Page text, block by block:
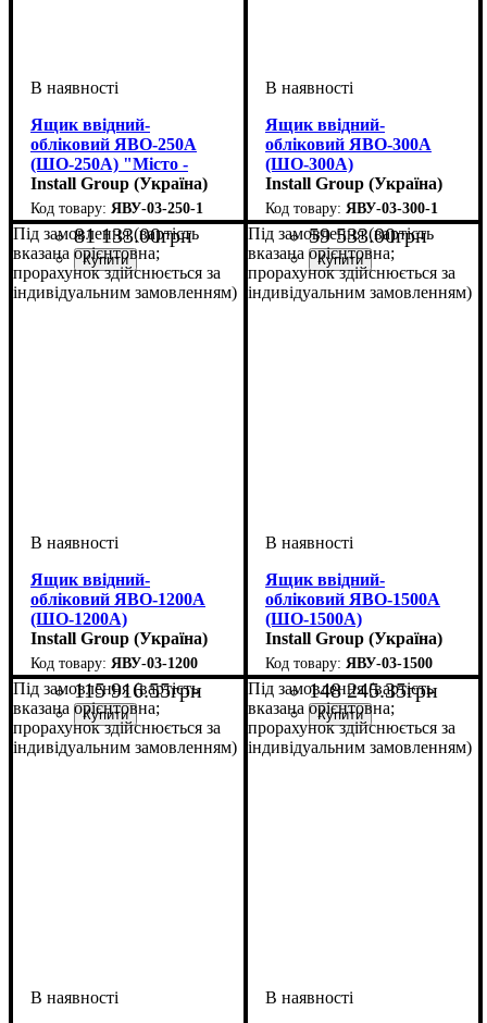
Ящик ввідний-
обліковий ЯВО-250А
(ШO-250А) "Місто -
ДГУ"
Install Group (Україна)
ЯВУ-03-250-1
81 133.00грн
Ящик ввідний-
обліковий ЯВО-300А
(ШO-300А)
Install Group (Україна)
ЯВУ-03-300-1
59 533.00грн
Під замовлення (вартість
вказана орієнтовна;
прорахунок здійснюється за
індивідуальним замовленням)
Ящик ввідний-
обліковий ЯВО-1200А
(ШO-1200А)
Install Group (Україна)
ЯВУ-03-1200
115 916.55грн
Під замовлення (вартість
вказана орієнтовна;
прорахунок здійснюється за
індивідуальним замовленням)
Ящик ввідний-
обліковий ЯВО-1500А
(ШO-1500А)
Install Group (Україна)
ЯВУ-03-1500
148 245.35грн
Під замовлення (вартість
вказана орієнтовна;
прорахунок здійснюється за
індивідуальним замовленням)
Під замовлення (вартість
вказана орієнтовна;
прорахунок здійснюється за
індивідуальним замовленням)